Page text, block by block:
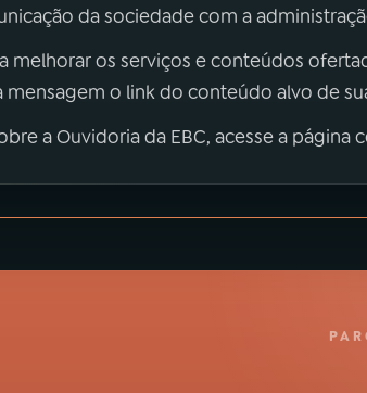
da sociedade com a
melhorar os serviços e conteúdos
mensagem o link do conteúdo alvo de
a Ouvidoria da EBC, acesse a página